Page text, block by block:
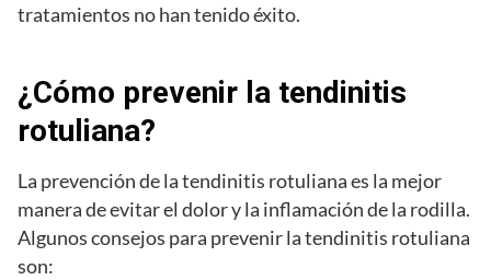
tratamientos no han tenido éxito.
¿Cómo prevenir la tendinitis
rotuliana?
La prevención de la tendinitis rotuliana es la mejor
manera de evitar el dolor y la inflamación de la rodilla.
Algunos consejos para prevenir la tendinitis rotuliana
son: